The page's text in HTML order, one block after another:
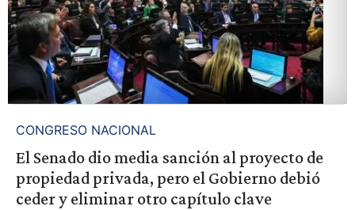
CONGRESO NACIONAL
El Senado dio media sanción al proyecto de
propiedad privada, pero el Gobierno debió
ceder y eliminar otro capítulo clave